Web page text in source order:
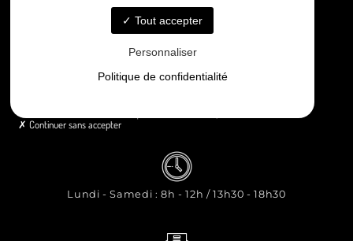
Contact
Lundi - Samedi : 8h - 12h / 13h30 - 18h30
Tout accepter
Personnaliser
Politique de confidentialité
Continuer sans accepter